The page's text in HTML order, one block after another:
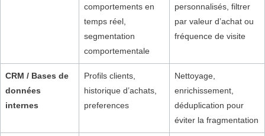
comportements en
temps réel,
segmentation
comportementale
personnalisés, filtrer
par valeur d’achat ou
fréquence de visite
CRM / Bases de
données
internes
Profils clients,
historique d’achats,
preferences
Nettoyage,
enrichissement,
déduplication pour
éviter la fragmentation